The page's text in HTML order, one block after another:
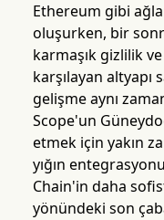
Ethereum gibi
oluşurken, bir
karmaşık gizlilik
karşılayan altyapı
gelişme aynı
Scope'un
etmek için yakın
yığın
Chain'in daha
yönündeki son